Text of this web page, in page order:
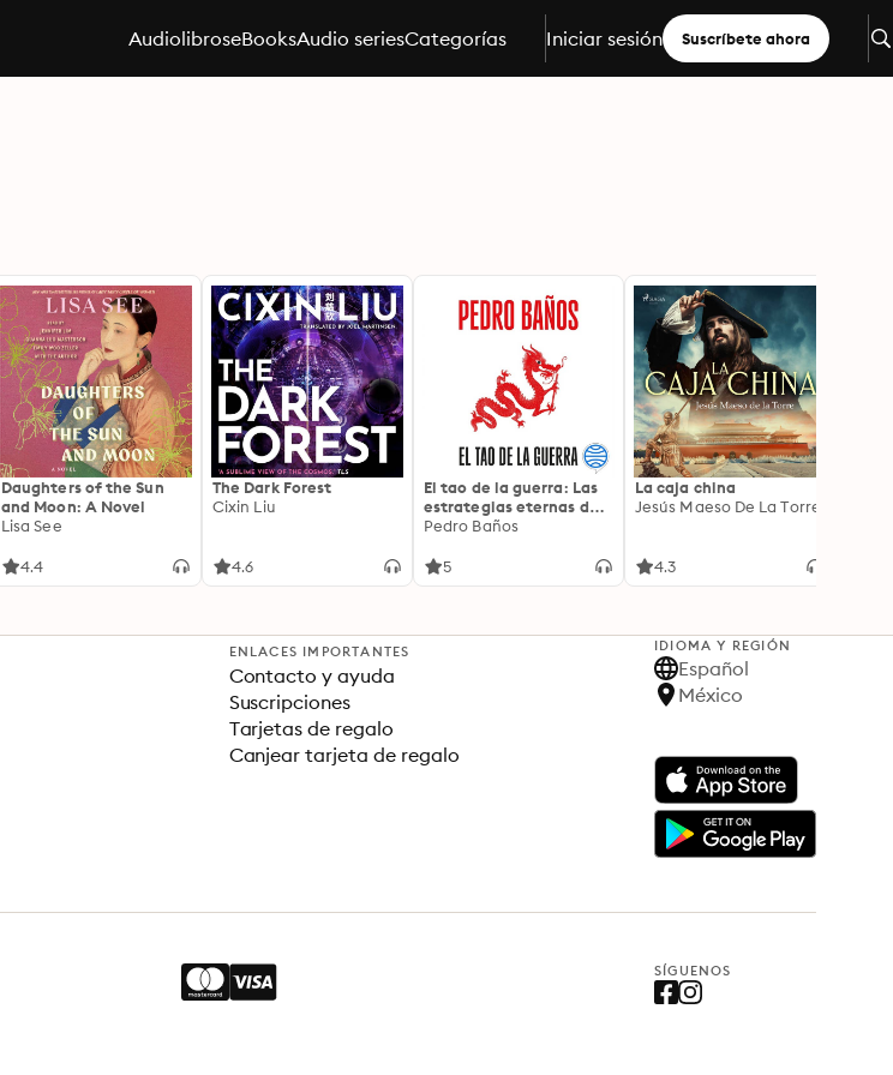
AudiolibroseBooksAudio seriesCategorías Iniciar sesión Suscríbete ahora
Daughters of the Sun
and Moon: A Novel
Lisa See
4.4
The Dark Forest
Cixin Liu
4.6
El tao de la guerra: Las
estrategias eternas del
poder chino
Pedro Baños
5
La caja china
Jesús Maeso De La Torre
4.3
ENLACES IMPORTANTES
Contacto y ayuda
Suscripciones
Tarjetas de regalo
Canjear tarjeta de regalo
IDIOMA Y REGIÓN
Español
México
SÍGUENOS